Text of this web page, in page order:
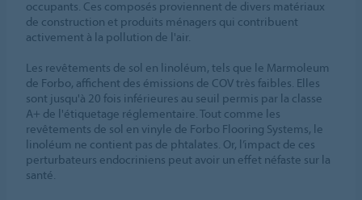
occupants. Ces composés proviennent de divers matériaux
de construction et produits ménagers qui contribuent
activement à la pollution de l'air.​
Les revêtements de sol en linoléum, tels que le Marmoleum
de Forbo, affichent des émissions de COV très faibles. Elles
sont jusqu'à 20 fois inférieures au seuil permis par la classe
A+ de l'étiquetage réglementaire. Tout comme les
revêtements de sol en vinyle de Forbo Flooring Systems, le
linoléum ne contient pas de phtalates. Or, l’impact de ces
perturbateurs endocriniens peut avoir un effet néfaste sur la
santé.